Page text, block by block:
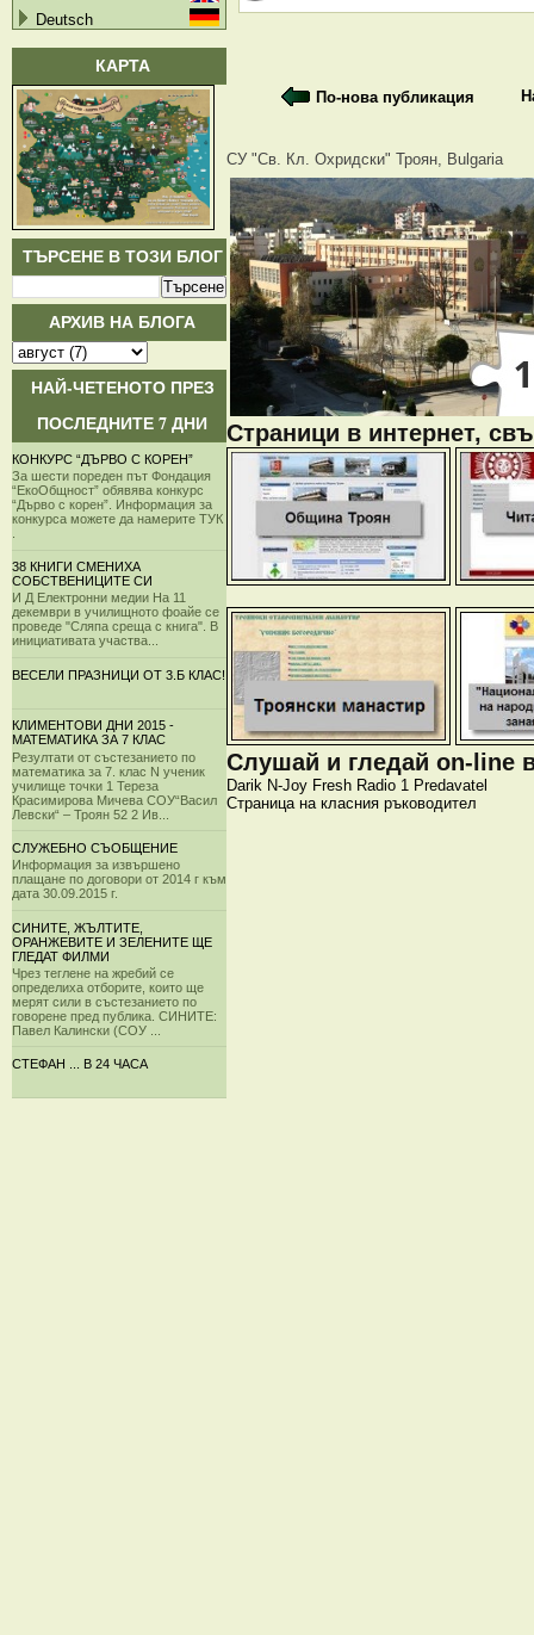
Deutsch
КАРТА
ТЪРСЕНЕ В ТОЗИ БЛОГ
АРХИВ НА БЛОГА
НАЙ-ЧЕТЕНОТО ПРЕЗ
ПОСЛЕДНИТЕ 7 ДНИ
КОНКУРС “ДЪРВО С КОРЕН”
За шести пореден път Фондация
“ЕкоОбщност” обявява конкурс
“Дърво с корен”. Информация за
конкурса можете да намерите ТУК
38 КНИГИ СМЕНИХА
СОБСТВЕНИЦИТЕ СИ
И Д Електронни медии На 11
декември в училищното фоайе се
проведе "Сляпа среща с книга". В
инициативата участва...
ВЕСЕЛИ ПРАЗНИЦИ ОТ 3.Б КЛАС!
КЛИМЕНТОВИ ДНИ 2015 -
МАТЕМАТИКА ЗА 7 КЛАС
Резултати от състезанието по
математика за 7. клас N ученик
училище точки 1 Тереза
Красимирова Мичева СОУ“Васил
Левски“ – Троян 52 2 Ив...
СЛУЖЕБНО СЪОБЩЕНИЕ
Информация за извършено
плащане по договори от 2014 г към
дата 30.09.2015 г.
СИНИТЕ, ЖЪЛТИТЕ,
ОРАНЖЕВИТЕ И ЗЕЛЕНИТЕ ЩЕ
ГЛЕДАТ ФИЛМИ
Чрез теглене на жребий се
определиха отборите, които ще
мерят сили в състезанието по
говорене пред публика. СИНИТЕ:
Павел Калински (СОУ ...
СТЕФАН ... В 24 ЧАСА
По-нова публикация
СУ "Св. Кл. Охридски" Троян, Bulgaria
Страници в интернет,
Слушай и гледай on-line
Darik N-Joy Fresh Radio 1 Predavatel
Страница на класния ръководител